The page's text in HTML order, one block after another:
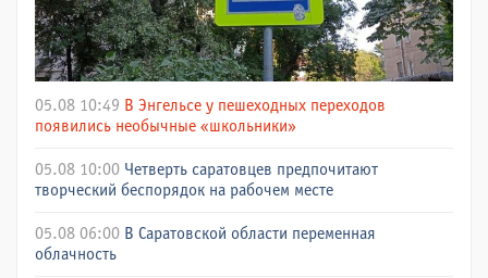
05.08 10:49 В Энгельсе у пешеходных переходов
появились необычные «школьники»
05.08 10:00 Четверть саратовцев предпочитают
творческий беспорядок на рабочем месте
05.08 06:00 В Саратовской области переменная
облачность